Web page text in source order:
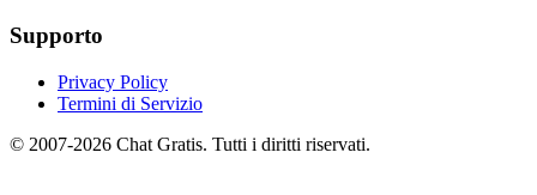
Supporto
Privacy Policy
Termini di Servizio
© 2007-2026 Chat Gratis. Tutti i diritti riservati.